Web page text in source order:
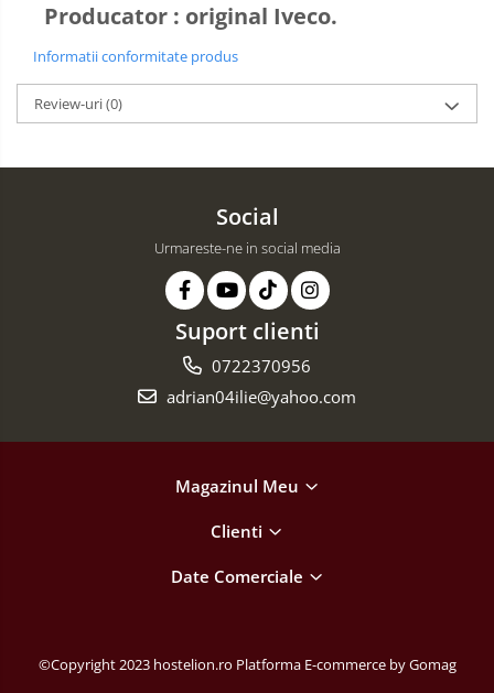
Producator : original Iveco.
Informatii conformitate produs
Review-uri(0)
Social
Urmareste-ne in social media
Suport clienti
0722370956
adrian04ilie@yahoo.com
Magazinul Meu
Clienti
Date Comerciale
©Copyright 2023 hostelion.ro Platforma E-commerce by Gomag